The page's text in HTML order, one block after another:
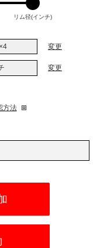
リム径(インチ)
変更
変更
方法